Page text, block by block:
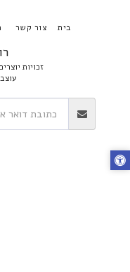
זכויות יוצרים © 2026 כל
בית צור קשר